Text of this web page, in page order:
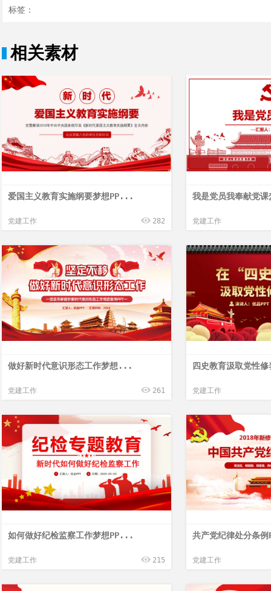
标签：
相关素材
爱国主义教育实施纲要梦想PP...
党建工作 282
我是党员我奉献党
党建工作
做好新时代意识形态工作梦想...
党建工作 261
四史教育汲取党性
党建工作
如何做好纪检监察工作梦想PP...
党建工作 215
共产党纪律处分条
党建工作